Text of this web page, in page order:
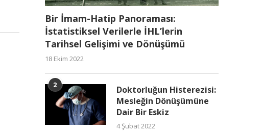
Bir İmam-Hatip Panoraması:
İstatistiksel Verilerle İHL’lerin
Tarihsel Gelişimi ve Dönüşümü
18 Ekim 2022
2
Doktorluğun Histerezisi:
Mesleğin Dönüşümüne
Dair Bir Eskiz
4 Şubat 2022